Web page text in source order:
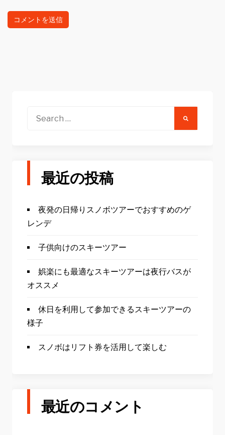
Search
最近の投稿
夜発の日帰りスノボツアーでおすすめのゲ
レンデ
子供向けのスキーツアー
娯楽にも最適なスキーツアーは夜行バスが
オススメ
休日を利用して参加できるスキーツアーの
様子
スノボはリフト券を活用して楽しむ
最近のコメント